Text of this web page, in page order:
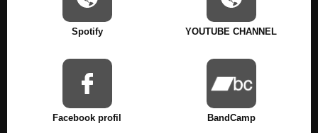
BROTHER (2009)
Never Ever Forever...!!!
Nezařazeno
Interview Rádio Pohoda Pardubice (04.12.2014)
Nezařazeno
Spotify YOUTUBE CHANNEL
Facebook profil BandCamp